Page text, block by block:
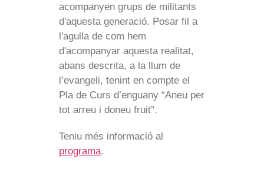
acompanyen grups de militants
d'aquesta generació. Posar fil a
l'agulla de com hem
d'acompanyar aquesta realitat,
abans descrita, a la llum de
l’evangeli, tenint en compte el
Pla de Curs d’enguany “Aneu per
tot arreu i doneu fruit”.
Teniu més informació al
programa.